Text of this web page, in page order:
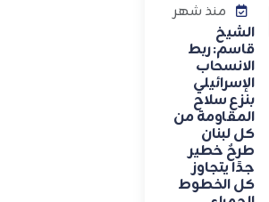
منذ شهر
الشيخ
قاسم: ربط
الانسحاب
الإسرائيلي
بنزع سلاح
المقاومة من
كل لبنان
طرحٌ خطير
جدًا يتجاوز
كل الخطوط